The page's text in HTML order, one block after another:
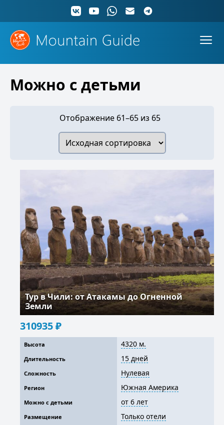
Можно с детьми
Отображение 61–65 из 65
Тур в Чили: от Атакамы до Огненной
Земли
310935₽
Высота 4320 м.
Длительность 15 дней
Сложность Нулевая
Регион Южная Америка
Можно с детьми от 6 лет
Размещение Только отели